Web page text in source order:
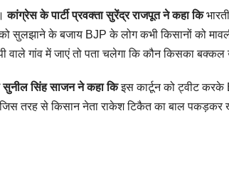
कांग्रेस के पार्टी प्रवक्ता सुरेंद्र राजपूत ने कहा कि
को सुलझाने के बजाय BJP के लोग कभी किसानों को
वाले गांव में जाएं तो पता चलेगा कि कौन किसका बक्कल
सुनील सिंह साजन ने कहा किइस कार्टून को ट्वीट करके
तरह से किसान नेता राकेश टिकैत का बाल पकड़कर